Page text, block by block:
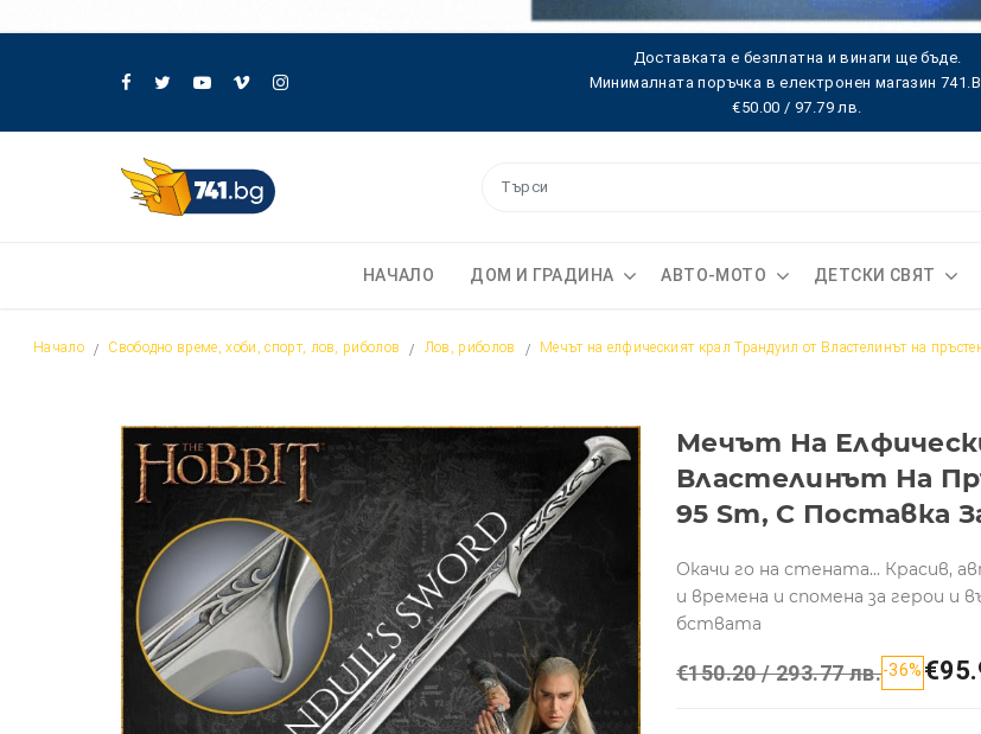
Доставката е безплатна и винаги ще бъде.
Минималната поръчка в електронен магазин
€50.00 / 97.79 лв.
НАЧАЛО ДОМ И ГРАДИНА АВТО-МОТО ДЕТСКИ СВЯТ
Начало Свободно време, хоби, спорт, лов, риболов Лов, риболов Мечът на елфическият крал Трандуил от Властелинът на
Мечът На
Властелинът На
95 Sm, С Поставка
Окачи го на стената... Красив,
и времена и спомена за герои
бствата
€150.20 / 293.77 лв.-36%